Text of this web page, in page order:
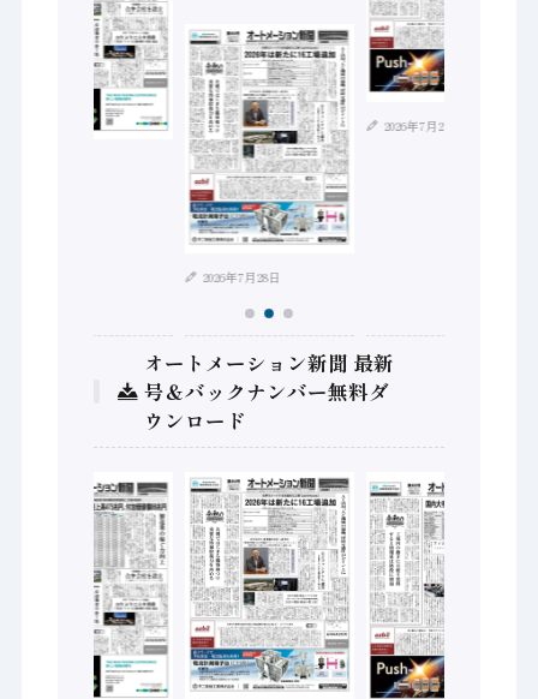
2026年7月28日
2026年7月21日
オートメーション新聞 最新
号＆バックナンバー無料ダ
ウンロード